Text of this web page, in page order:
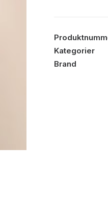
Kategorier
Brand